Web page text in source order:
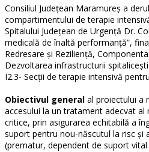
Consiliul Județean Maramureș a
compartimentului de terapie
Spitalului Județean de Urgență Dr.
medicală de înaltă performanță”,
Redresare și Reziliență,
Dezvoltarea infrastructurii
I2.3- Secții de terapie intensivă
Obiectivul general al proiectului a
accesului la un tratament adecvat
critice, prin asigurarea echitabilă a
suport pentru nou-născutul la risc și
(prematur, dependent de suport